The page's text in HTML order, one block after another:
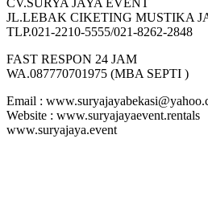
JL.LEBAK CIKETING MUSTIKA
TLP.021-2210-5555/021-8262-2848
FAST RESPON 24 JAM
WA.087770701975 (MBA SEPTI )
Email :
Website : www.suryajayaevent.rentals
www.suryajaya.event